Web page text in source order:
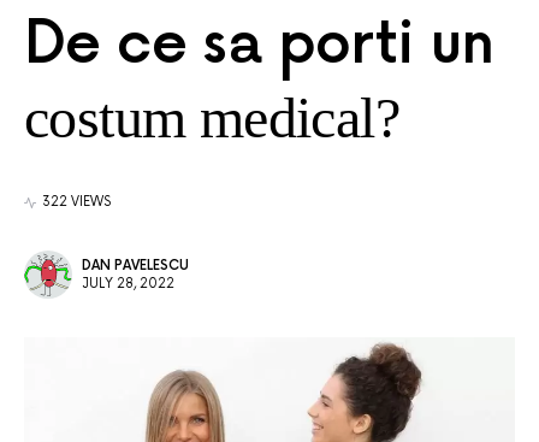
De ce sa porti un
costum medical?
322 VIEWS
DAN PAVELESCU
JULY 28, 2022